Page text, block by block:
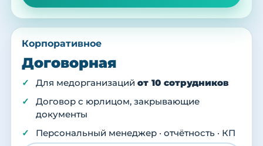
Корпоративное
Договорная
Для медорганизаций от 10 сотрудников
Договор с юрлицом, закрывающие
документы
Персональный менеджер · отчётность · КП